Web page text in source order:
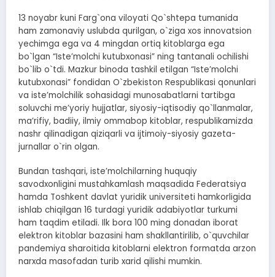
13 noyabr kuni Farg`ona viloyati Qo`shtepa tumanida
ham zamonaviy uslubda qurilgan, o`ziga xos innovatsion
yechimga ega va 4 mingdan ortiq kitoblarga ega
bo`lgan “Isteʼmolchi kutubxonasi” ning tantanali ochilishi
bo`lib o`tdi. Mazkur binoda tashkil etilgan “Isteʼmolchi
kutubxonasi” fondidan O`zbekiston Respublikasi qonunlari
va isteʼmolchilik sohasidagi munosabatlarni tartibga
soluvchi meʼyoriy hujjatlar, siyosiy-iqtisodiy qo`llanmalar,
maʼrifiy, badiiy, ilmiy ommabop kitoblar, respublikamizda
nashr qilinadigan qiziqarli va ijtimoiy-siyosiy gazeta-
jurnallar o`rin olgan.
Bundan tashqari, isteʼmolchilarning huquqiy
savodxonligini mustahkamlash maqsadida Federatsiya
hamda Toshkent davlat yuridik universiteti hamkorligida
ishlab chiqilgan 16 turdagi yuridik adabiyotlar turkumi
ham taqdim etiladi. Ilk bora 100 ming donadan iborat
elektron kitoblar bazasini ham shakllantirilib, o`quvchilar
pandemiya sharoitida kitoblarni elektron formatda arzon
narxda masofadan turib xarid qilishi mumkin.